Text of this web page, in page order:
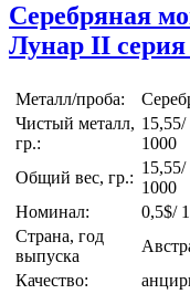
Серебряная
Лунар II
Металл/проба:
Чистый металл,
гр.:
15,55/
1000
Общий вес, гр.:
15,55/
1000
Номинал:
0,5$/
Страна, год
выпуска
Качество: